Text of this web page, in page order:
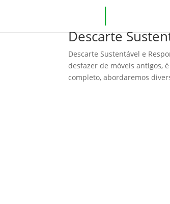
Descarte
Descarte Sustentável e
desfazer de móveis antigos,
completo, abordaremos